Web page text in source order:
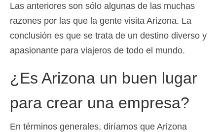
Las anteriores son sólo algunas de las muchas
razones por las que la gente visita Arizona. La
conclusión es que se trata de un destino diverso y
apasionante para viajeros de todo el mundo.
¿Es Arizona un buen lugar
para crear una empresa?
En términos generales, diríamos que Arizona